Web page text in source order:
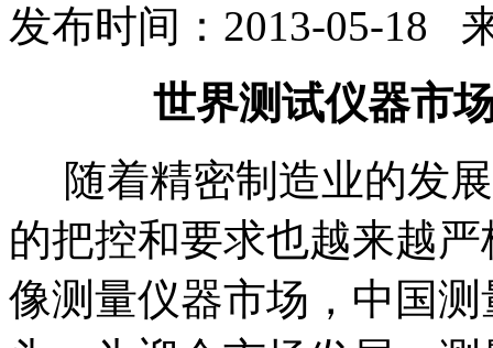
发布时间：2013-05-18
世界测试仪器市
随着精密制造业的发
的把控和要求也越来越
像测量仪器市场，中国